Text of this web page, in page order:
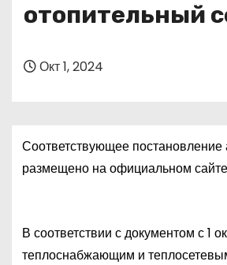
отопительный
Окт 1, 2024
Соответствующее постановление
размещено на официальном
В соответствии с документом с 1
теплоснабжающим и